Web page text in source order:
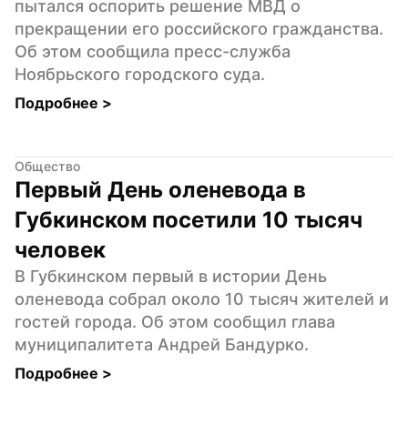
пытался оспорить решение МВД о
прекращении его российского гражданства.
Об этом сообщила пресс-служба
Ноябрьского городского суда.
Подробнее >
Общество
Первый День оленевода в
Губкинском посетили 10 тысяч
человек
В Губкинском первый в истории День
оленевода собрал около 10 тысяч жителей и
гостей города. Об этом сообщил глава
муниципалитета Андрей Бандурко.
Подробнее >